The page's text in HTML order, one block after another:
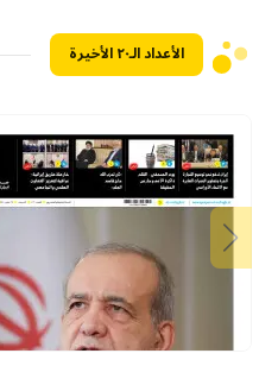
الأعداد الـ۲۰ الأخيرة